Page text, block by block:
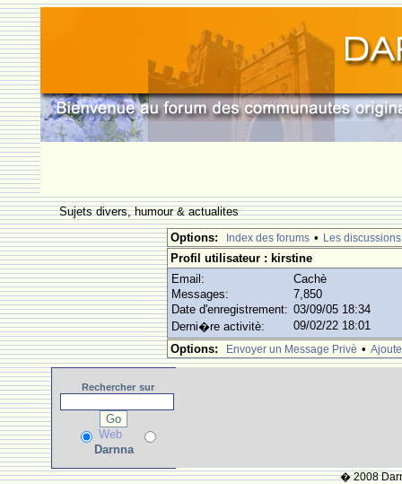
Sujets divers, humour & actualites
Options:
Index des forums • Les discussions
Profil utilisateur : kirstine
Email:
Cachè
Messages:
7,850
Date d'enregistrement: 03/09/05 18:34
Derni�re activitè:
09/02/22 18:01
Options:
Envoyer un Message Privè •
Rechercher sur
Web
Darnna
� 2008